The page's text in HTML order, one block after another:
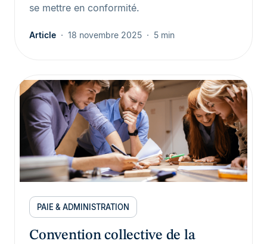
se mettre en conformité.
Article 18 novembre 2025 5 min
PAIE & ADMINISTRATION
Convention collective de la